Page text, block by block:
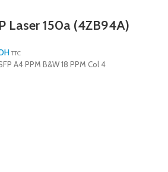
Laser 150a (4ZB94A)
TTC
A4 PPM B&W 18 PPM Col 4